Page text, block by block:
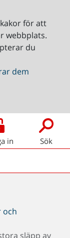
för att
webbplats.
du
dem
in Sök
och
släpp av